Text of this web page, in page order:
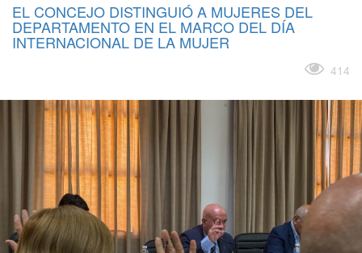
EL CONCEJO DISTINGUIÓ A MUJERES DEL
DEPARTAMENTO EN EL MARCO DEL DÍA
INTERNACIONAL DE LA MUJER
414